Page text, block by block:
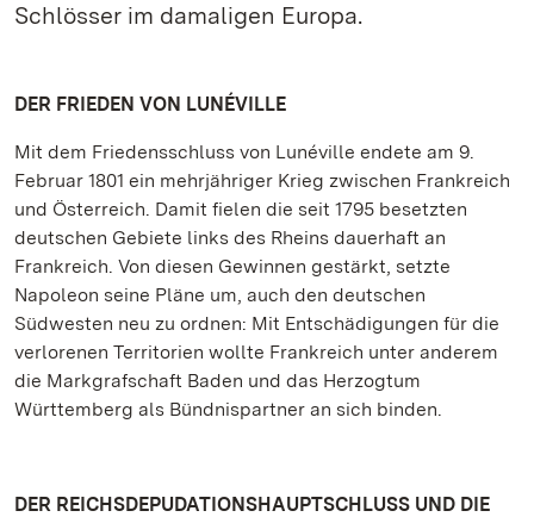
Schlösser im damaligen Europa.
DER FRIEDEN VON LUNÉVILLE
Mit dem Friedensschluss von Lunéville endete am 9.
Februar 1801 ein mehrjähriger Krieg zwischen Frankreich
und Österreich. Damit fielen die seit 1795 besetzten
deutschen Gebiete links des Rheins dauerhaft an
Frankreich. Von diesen Gewinnen gestärkt, setzte
Napoleon seine Pläne um, auch den deutschen
Südwesten neu zu ordnen: Mit Entschädigungen für die
verlorenen Territorien wollte Frankreich unter anderem
die Markgrafschaft Baden und das Herzogtum
Württemberg als Bündnispartner an sich binden.
DER REICHSDEPUDATIONSHAUPTSCHLUSS UND DIE